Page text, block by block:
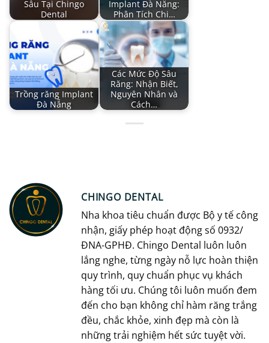
Sâu Tại Chingo
Dental
Implant Đà Nẵng:
Phân Tích Chi…
Trồng răng Implant
Đà Nẵng
Các Mức Độ Sâu
Răng: Nhận Biết,
Nguyên Nhân và
Cách…
CHINGO DENTAL
Nha khoa tiêu chuẩn được Bộ y tế công
nhận, giấy phép hoạt động số 0932/
ĐNA-GPHĐ. Chingo Dental luôn luôn
lắng nghe, từng ngày nỗ lực hoàn thiện
quy trình, quy chuẩn phục vụ khách
hàng tối ưu. Chúng tôi luôn muốn đem
đến cho bạn không chỉ hàm răng trắng
đều, chắc khỏe, xinh đẹp mà còn là
những trải nghiệm hết sức tuyệt vời.